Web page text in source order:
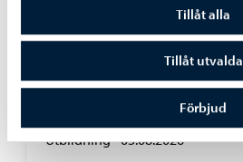
Tillåt alla
Tillåt utvalda
Förbjud
Utbildning-03.08.2026